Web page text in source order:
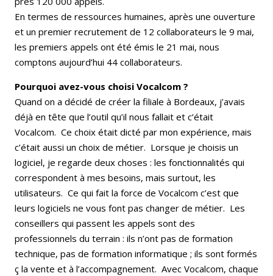
En termes de ressources humaines, après une ouverture
et un premier recrutement de 12 collaborateurs le 9 mai,
les premiers appels ont été émis le 21 mai, nous
comptons aujourd’hui 44 collaborateurs.
Pourquoi avez-vous choisi Vocalcom ?
Quand on a décidé de créer la filiale à Bordeaux, j’avais
déjà en tête que l’outil qu’il nous fallait et c’était
Vocalcom. Ce choix était dicté par mon expérience, mais
c’était aussi un choix de métier. Lorsque je choisis un
logiciel, je regarde deux choses : les fonctionnalités qui
correspondent à mes besoins, mais surtout, les
utilisateurs. Ce qui fait la force de Vocalcom c’est que
leurs logiciels ne vous font pas changer de métier. Les
conseillers qui passent les appels sont des
professionnels du terrain : ils n’ont pas de formation
technique, pas de formation informatique ; ils sont formés
ç la vente et à l’accompagnement. Avec Vocalcom, chaque